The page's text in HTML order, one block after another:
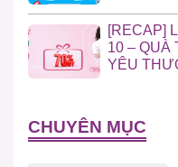
[RECAP]
10 – QUÀ
YÊU
CHUYÊN MỤC